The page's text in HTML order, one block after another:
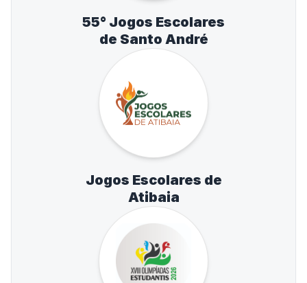
55° Jogos Escolares
de Santo André
Jogos Escolares de
Atibaia